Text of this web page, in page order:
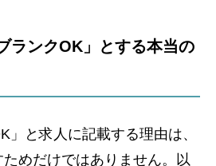
ランクOK」とする本当の
」と求人に記載する理由は、
めだけではありません。以